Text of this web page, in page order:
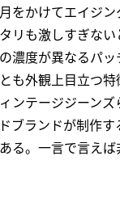
をかけてエイジン
リも激しすぎな
濃度が異なるパ
も外観上目立つ
ンテージジーン
ブランドが制作
る。一言で言え